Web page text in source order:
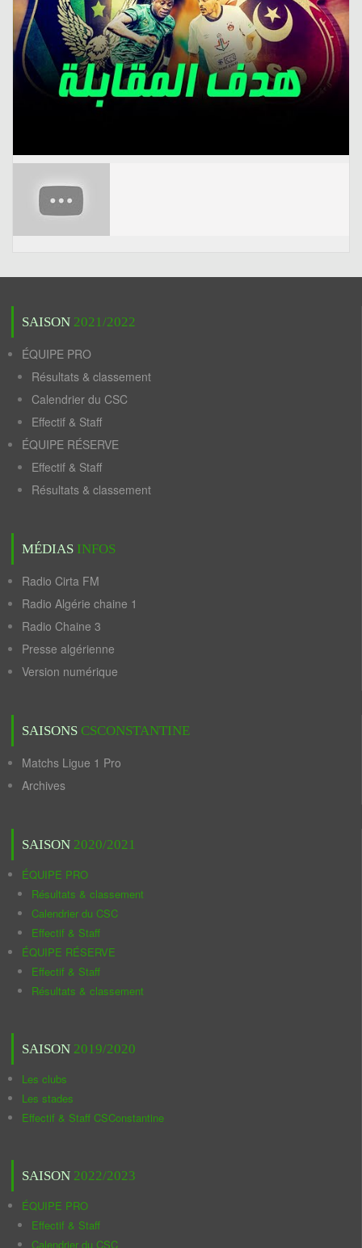
SAISON 2021/2022
ÉQUIPE PRO
Résultats & classement
Calendrier du CSC
Effectif & Staff
ÉQUIPE RÉSERVE
Effectif & Staff
Résultats & classement
MÉDIAS INFOS
Radio Cirta FM
Radio Algérie chaine 1
Radio Chaine 3
Presse algérienne
Version numérique
SAISONS CSCONSTANTINE
Matchs Ligue 1 Pro
Archives
SAISON 2020/2021
ÉQUIPE PRO
Résultats & classement
Calendrier du CSC
Effectif & Staff
ÉQUIPE RÉSERVE
Effectif & Staff
Résultats & classement
SAISON 2019/2020
Les clubs
Les stades
Effectif & Staff CSConstantine
SAISON 2022/2023
ÉQUIPE PRO
Effectif & Staff
Calendrier du CSC